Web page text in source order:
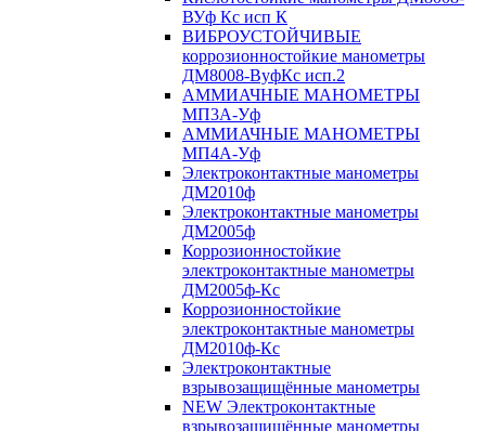
ВУф Кс исп К
ВИБРОУСТОЙЧИВЫЕ
коррозионностойкие манометры
ДМ8008-ВуфКс исп.2
АММИАЧНЫЕ МАНОМЕТРЫ
МП3А-Уф
АММИАЧНЫЕ МАНОМЕТРЫ
МП4А-Уф
Электроконтактные манометры
ДМ2010ф
Электроконтактные манометры
ДМ2005ф
Коррозионностойкие
электроконтактные манометры
ДМ2005ф-Кс
Коррозионностойкие
электроконтактные манометры
ДМ2010ф-Кс
Электроконтактные
взрывозащищённые манометры
NEW Электроконтактные
взрывозащищённые манометры